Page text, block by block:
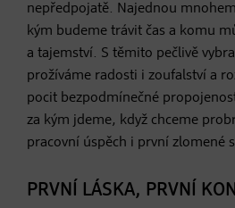
nepředpojatě. Najednou
kým budeme trávit čas a komu
a tajemství. S těmito pečlivě
prožíváme radosti i zoufalství a
pocit bezpodmínečné
za kým jdeme, když chceme
pracovní úspěch i první zlomené
PRVNÍ LÁSKA, PRVNÍ